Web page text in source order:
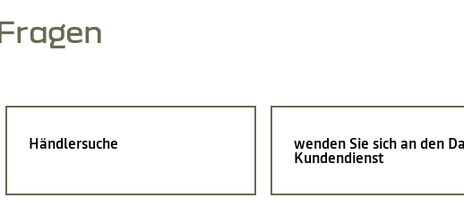
Händlersuche wenden Sie sich an den
Kundendienst